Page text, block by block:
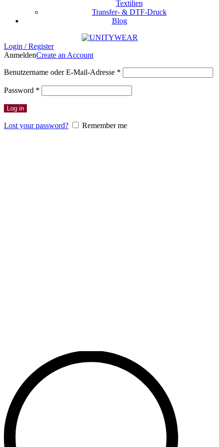
Textilien
Transfer- & DTF-Druck
Blog
Login / Register
AnmeldenCreate an Account
Benutzername oder E-Mail-Adresse *
Password *
Log in
Lost your password? Remember me